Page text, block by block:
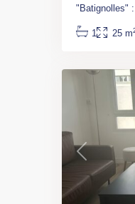
"Batignolles"
1 25 m
(L7),
Paris
Previous
Paris
M°
Colonel